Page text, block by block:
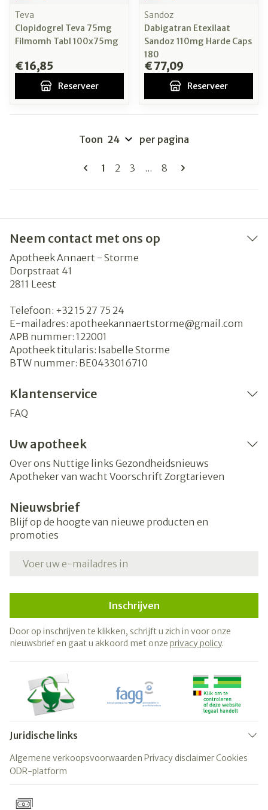
Teva
Clopidogrel Teva 75mg
Filmomh Tabl 100x75mg
€ 16,85
Reserveer
Sandoz
Dabigatran Etexilaat
Sandoz 110mg Harde Caps
180
€ 77,09
Reserveer
Pagina's
U lees momenteel pagina
1 Pagina
2 Pagina
3 ... Pagina
8
Toon per pagina
Neem contact met ons op
Apotheek Annaert - Storme
Dorpstraat 41
2811 Leest
Telefoon: +32 15 27 75 24
E-mailadres: apotheekannaertstorme@gmail.com
APB nummer: 122001
Apotheek titularis: Isabelle Storme
BTW nummer: BE0433016710
Klantenservice
FAQ
Uw apotheek
Over ons Nuttige links Gezondheidsnieuws
Apotheker van wacht Voorschrift Zorgtarieven
Nieuwsbrief
Blijf op de hoogte van nieuwe producten en
promoties
Inschrijven
Door op inschrijven te klikken, schrijft u zich in voor onze
nieuwsbrief en gaat u akkoord met onze privacy policy.
Juridische links
Algemene verkoopsvoorwaarden Privacy disclaimerCookies
ODR-platform